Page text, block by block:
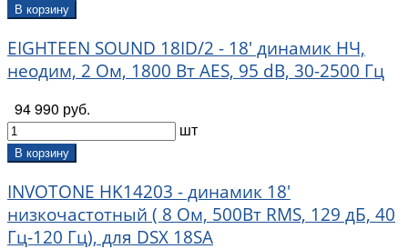
В корзину
EIGHTEEN SOUND 18ID/2 - 18' динамик НЧ,
неодим, 2 Ом, 1800 Вт AES, 95 dB, 30-2500 Гц
94 990 руб.
шт
В корзину
INVOTONE HK14203 - динамик 18'
низкочастотный ( 8 Ом, 500Вт RMS, 129 дБ, 40
Гц-120 Гц), для DSX 18SA